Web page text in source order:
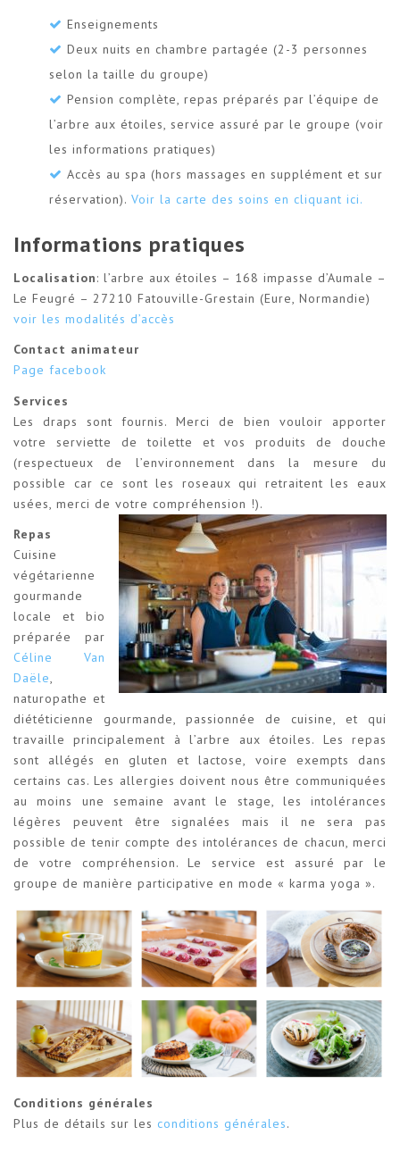
Enseignements
Deux nuits en chambre partagée (2-3 personnes
selon la taille du groupe)
Pension complète, repas préparés par l’équipe de
l’arbre aux étoiles, service assuré par le groupe (voir
les informations pratiques)
Accès au spa (hors massages en supplément et sur
réservation). Voir la carte des soins en cliquant ici.
Informations pratiques
Localisation: l’arbre aux étoiles – 168 impasse d’Aumale –
Le Feugré – 27210 Fatouville-Grestain (Eure, Normandie)
voir les modalités d’accès
Contact animateur
Page facebook
Services
Les draps sont fournis. Merci de bien vouloir apporter
votre serviette de toilette et vos produits de douche
(respectueux de l’environnement dans la mesure du
possible car ce sont les roseaux qui retraitent les eaux
usées, merci de votre compréhension !).
Repas
Cuisine
végétarienne
gourmande
locale et bio
préparée par
Céline Van
Daële,
naturopathe et
diététicienne gourmande, passionnée de cuisine, et qui
travaille principalement à l’arbre aux étoiles. Les repas
sont allégés en gluten et lactose, voire exempts dans
certains cas. Les allergies doivent nous être communiquées
au moins une semaine avant le stage, les intolérances
légères peuvent être signalées mais il ne sera pas
possible de tenir compte des intolérances de chacun, merci
de votre compréhension. Le service est assuré par le
groupe de manière participative en mode « karma yoga ».
Conditions générales
Plus de détails sur les conditions générales.